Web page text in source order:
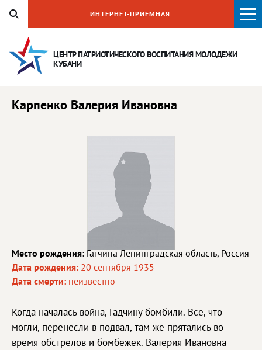
ЦЕНТР ПАТРИОТИЧЕСКОГО ВОСПИТАНИЯМОЛОДЕЖИ
КУБАНИ
ИНТЕРНЕТ-ПРИЕМНАЯ
Карпенко Валерия Ивановна
Место рождения: Гатчина Ленинградская область, Россия
Дата рождения: 20 сентября 1935
Дата смерти: неизвестно
Когда началась война, Гадчину бомбили. Все, что
могли, перенесли в подвал, там же прятались во
время обстрелов и бомбежек. Валерия Ивановна